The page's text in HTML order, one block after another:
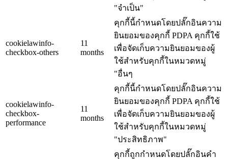
"จำเป็น"
cookielawinfo-
checkbox-others
11
months
คุกกี้นี้กำหนดโดยปลั๊กอินความ
ยินยอมของคุกกี้ PDPA คุกกี้ใช้
เพื่อจัดเก็บความยินยอมของผู้
ใช้สำหรับคุกกี้ในหมวดหมู่
"อื่นๆ
cookielawinfo-
checkbox-
performance
11
months
คุกกี้นี้กำหนดโดยปลั๊กอินความ
ยินยอมของคุกกี้ PDPA คุกกี้ใช้
เพื่อจัดเก็บความยินยอมของผู้
ใช้สำหรับคุกกี้ในหมวดหมู่
"ประสิทธิภาพ"
คุกกี้ถูกกำหนดโดยปลั๊กอินคำ